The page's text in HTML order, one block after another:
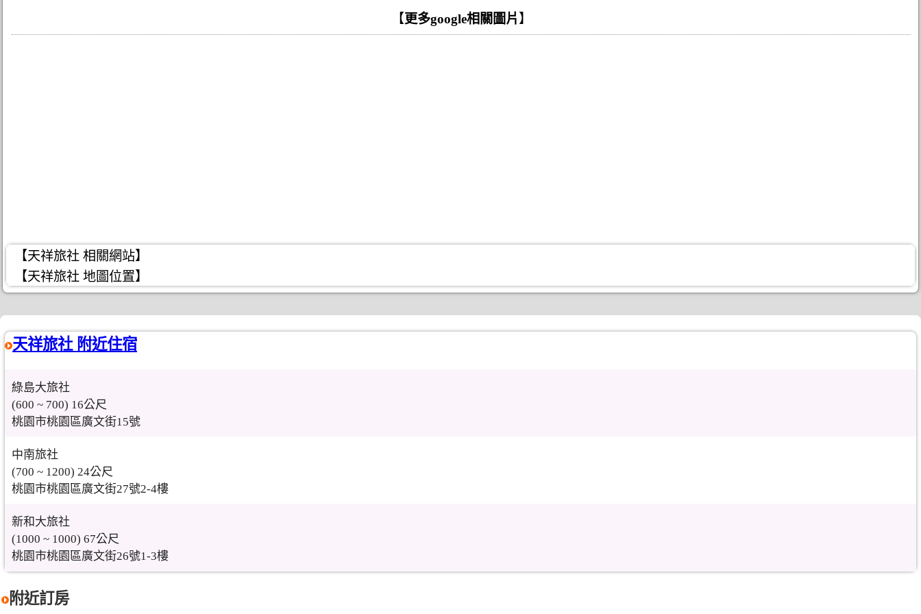
【更多google相關圖片 】
【天祥旅社 相關網站】
【天祥旅社 地圖位置】
天祥旅社 附近住宿
綠島大旅社
(600 ~ 700) 16公尺
桃園市桃園區廣文街15號
中南旅社
(700 ~ 1200) 24公尺
桃園市桃園區廣文街27號2-4樓
新和大旅社
(1000 ~ 1000) 67公尺
桃園市桃園區廣文街26號1-3樓
附近訂房